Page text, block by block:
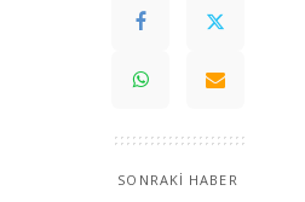
SONRAKİ HABER